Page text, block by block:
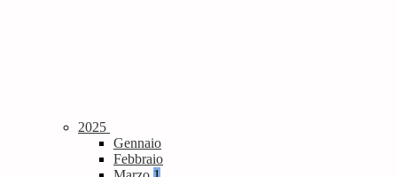
2025
Gennaio
Febbraio